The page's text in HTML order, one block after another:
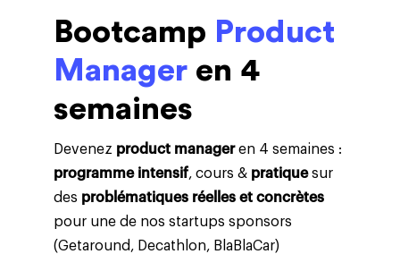
Bootcamp Product
Manager en 4
semaines
Devenez product manageren 4 semaines :
programme intensif, cours & pratiquesur
des problématiques réelles et concrètes
pour une de nos startups sponsors
(Getaround, Decathlon, BlaBlaCar)